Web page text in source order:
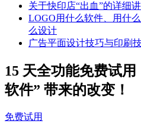
关于快印店“出血”的详细讲
LOGO用什么软件、用什
么设计
广告平面设计技巧与印刷
15 天全功能免费试用
软件” 带来的改变！
免费试用